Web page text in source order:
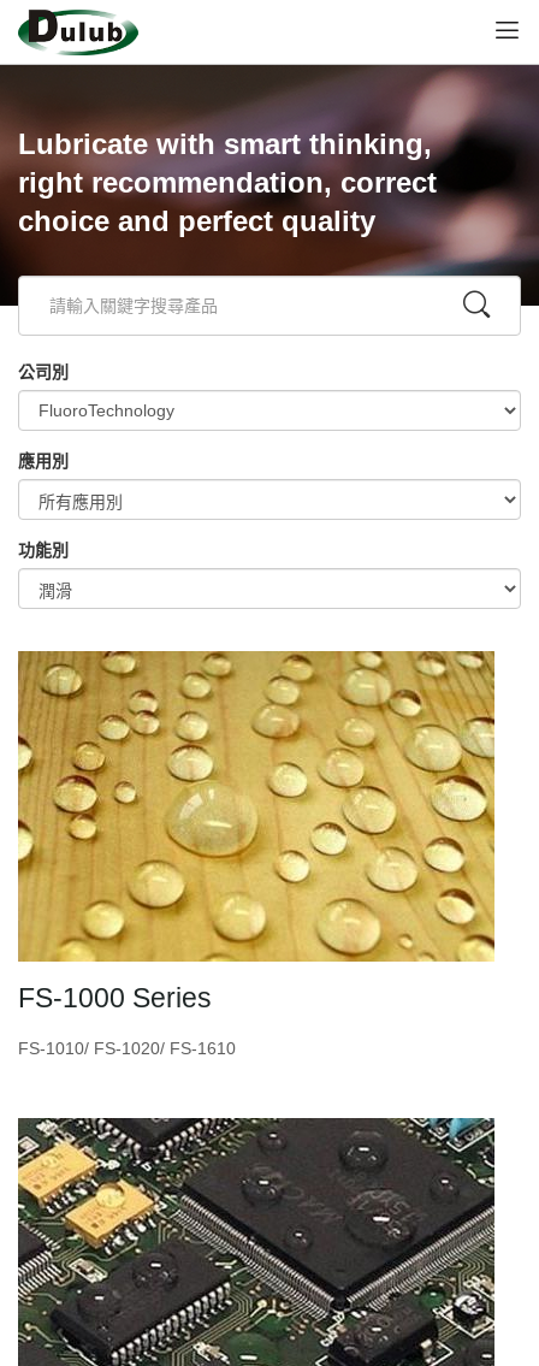
Lubricate with smart thinking,
right recommendation, correct
choice and perfect quality
公司別
應用別
功能別
FS-1000 Series
FS-1010/ FS-1020/ FS-1610